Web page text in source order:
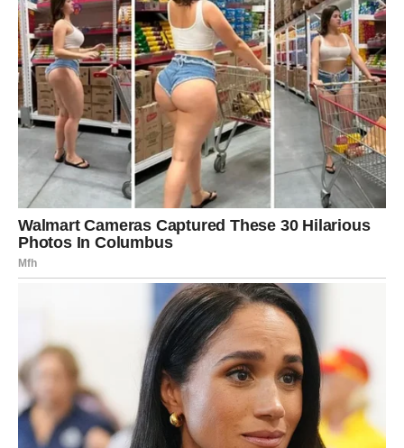
djeluje kao karmička veza.
Ljubav vam mijenja budućnost
Pred vama su trenuci koje ćete dugo pamtiti.
ŠKORPIJA
Pred vama je veliki finansijski preokret.
Sve ono što je dugo bilo blokirano sada konačno dolazi
Sudbina vam vraća ono što zaslužujete
Pred vama su veoma uspješni i važni dani.
STRIJELAC